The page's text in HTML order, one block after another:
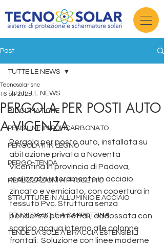
Post
TUTTE LE NEWS
BIOCLIMATICHE
PENSILINE IN POLICARBONATO
PERGOLATI IN LEGNO
PERGO-TENDA
REALIZZAZIONI A PROGETTO
STRUTTURE IN ALLUMINIO E ACCIAIO
TENDE DA SOLE A CAPPOTTINA
TENDE DA SOLE A BRACCIA ESTENSIBILI
TUTTE LE NEWS
PERGOLA PER POSTI AUTO
A VICENZA
Tecnosolar snc
16 ott 2025
Pergola per posto auto, installata su
abitazione privata a Noventa
Vicentina in provincia di Padova,
realizzata interamente in acciaio
zincato e verniciato, con copertura in
tessuto Pvc. Struttura senza
pendenze perimetrali, addossata con
scarico acqua interno alle colonne
frontali.  Soluzione con linee moderne